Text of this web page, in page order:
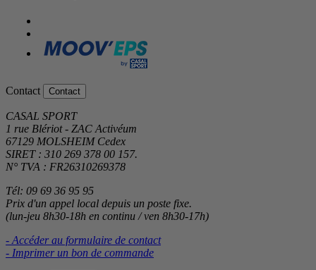
Contact Contact
CASAL SPORT
1 rue Blériot - ZAC Activéum
67129 MOLSHEIM Cedex
SIRET : 310 269 378 00 157.
N° TVA : FR26310269378
Tél: 09 69 36 95 95
Prix d'un appel local depuis un poste fixe.
(lun-jeu 8h30-18h en continu / ven 8h30-17h)
- Accéder au formulaire de contact
- Imprimer un bon de commande